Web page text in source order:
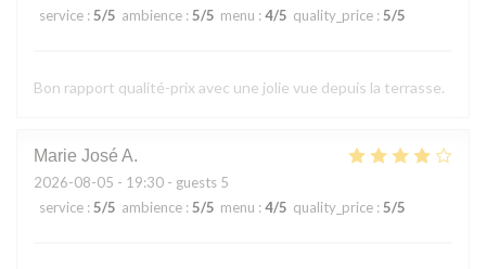
service : 5/5 ambience : 5/5 menu : 4/5 quality_price : 5/5
Bon rapport qualité-prix avec une jolie vue depuis la terrasse.
Marie José A
2026-08-05 - 19:30 - guests 5
service : 5/5 ambience : 5/5 menu : 4/5 quality_price : 5/5